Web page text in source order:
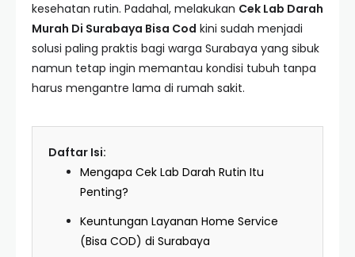
kesehatan rutin. Padahal, melakukan Cek Lab Darah
Murah Di Surabaya Bisa Cod kini sudah menjadi
solusi paling praktis bagi warga Surabaya yang sibuk
namun tetap ingin memantau kondisi tubuh tanpa
harus mengantre lama di rumah sakit.
Daftar Isi:
Mengapa Cek Lab Darah Rutin Itu
Penting?
Keuntungan Layanan Home Service
(Bisa COD) di Surabaya